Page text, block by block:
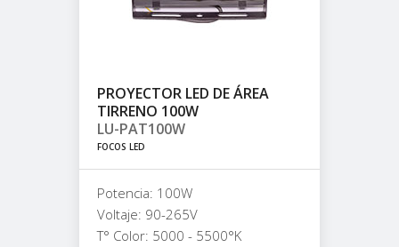
PROYECTOR LED DE ÁREA
TIRRENO 100W
LU-PAT100W
FOCOS LED
Potencia: 100W
Voltaje: 90-265V
T° Color: 5000 - 5500°K